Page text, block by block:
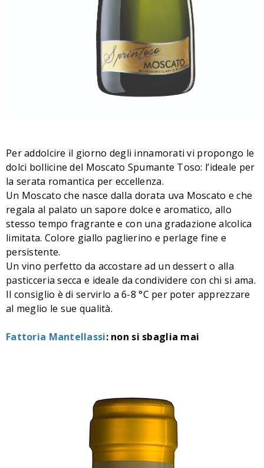
Per addolcire il giorno degli innamorati vi propongo le
dolci bollicine del Moscato Spumante Toso: l’ideale per
la serata romantica per eccellenza.
Un Moscato che nasce dalla dorata uva Moscato e che
regala al palato un sapore dolce e aromatico, allo
stesso tempo fragrante e con una gradazione alcolica
limitata. Colore giallo paglierino e perlage fine e
persistente.
Un vino perfetto da accostare ad un dessert o alla
pasticceria secca e ideale da condividere con chi si ama.
Il consiglio è di servirlo a 6-8 °C per poter apprezzare
al meglio le sue qualità.
Fattoria Mantellassi: non si sbaglia mai